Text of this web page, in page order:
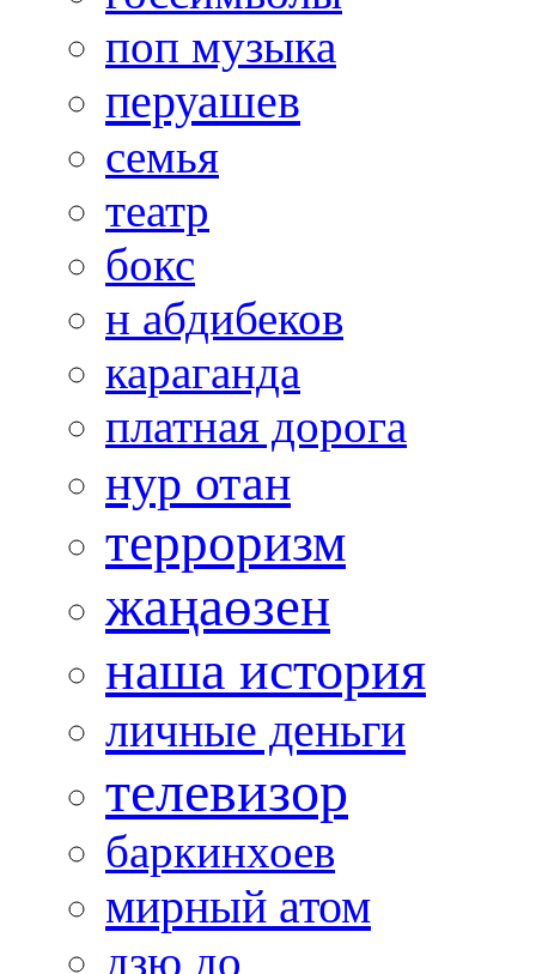
поп музыка
перуашев
семья
театр
бокс
н абдибеков
караганда
платная дорога
нур отан
терроризм
жаңаөзен
наша история
личные деньги
телевизор
баркинхоев
мирный атом
дзю до